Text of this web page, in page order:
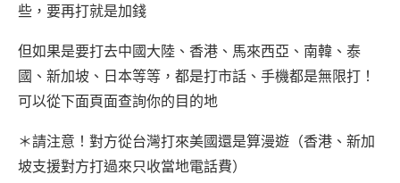
些，要再打就是加錢
但如果是要打去中國大陸、香港、馬來西亞、南韓、泰
國、新加坡、日本等等，都是打市話、手機都是無限打！
可以從下面頁面查詢你的目的地
＊請注意！對方從台灣打來美國還是算漫遊（香港、新加
坡支援對方打過來只收當地電話費）